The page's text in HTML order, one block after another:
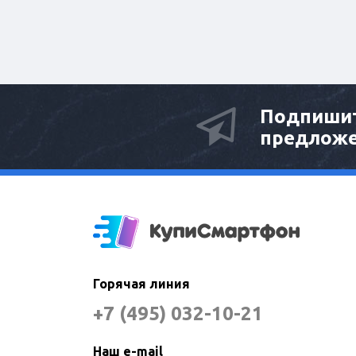
Горячая линия
+7 (495) 032-10-21
Наш e-mail